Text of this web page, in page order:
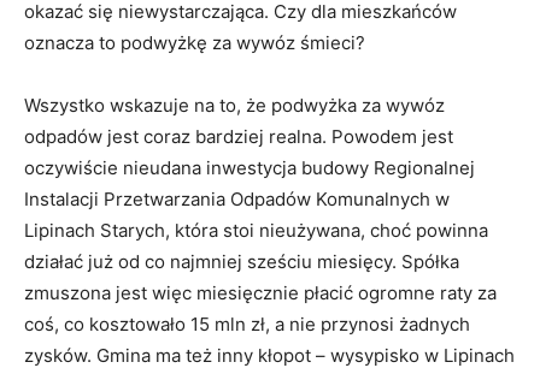
okazać się niewystarczająca. Czy dla mieszkańców
oznacza to podwyżkę za wywóz śmieci?
Wszystko wskazuje na to, że podwyżka za wywóz
odpadów jest coraz bardziej realna. Powodem jest
oczywiście nieudana inwestycja budowy Regionalnej
Instalacji Przetwarzania Odpadów Komunalnych w
Lipinach Starych, która stoi nieużywana, choć powinna
działać już od co najmniej sześciu miesięcy. Spółka
zmuszona jest więc miesięcznie płacić ogromne raty za
coś, co kosztowało 15 mln zł, a nie przynosi żadnych
zysków. Gmina ma też inny kłopot – wysypisko w Lipinach